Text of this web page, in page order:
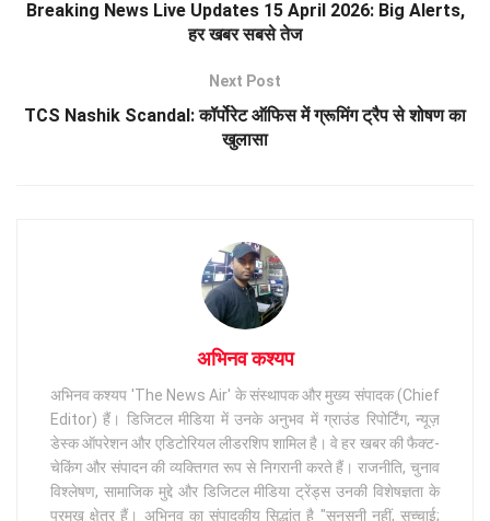
Breaking News Live Updates 15 April 2026: Big Alerts,
हर खबर सबसे तेज
Next Post
TCS Nashik Scandal: कॉर्पोरेट ऑफिस में ग्रूमिंग ट्रैप से शोषण का
खुलासा
अभिनव कश्यप
अभिनव कश्यप 'The News Air' के संस्थापक और मुख्य संपादक (Chief
Editor) हैं। डिजिटल मीडिया में उनके अनुभव में ग्राउंड रिपोर्टिंग, न्यूज़
डेस्क ऑपरेशन और एडिटोरियल लीडरशिप शामिल है। वे हर खबर की फैक्ट-
चेकिंग और संपादन की व्यक्तिगत रूप से निगरानी करते हैं। राजनीति, चुनाव
विश्लेषण, सामाजिक मुद्दे और डिजिटल मीडिया ट्रेंड्स उनकी विशेषज्ञता के
प्रमुख क्षेत्र हैं। अभिनव का संपादकीय सिद्धांत है "सनसनी नहीं, सच्चाई;